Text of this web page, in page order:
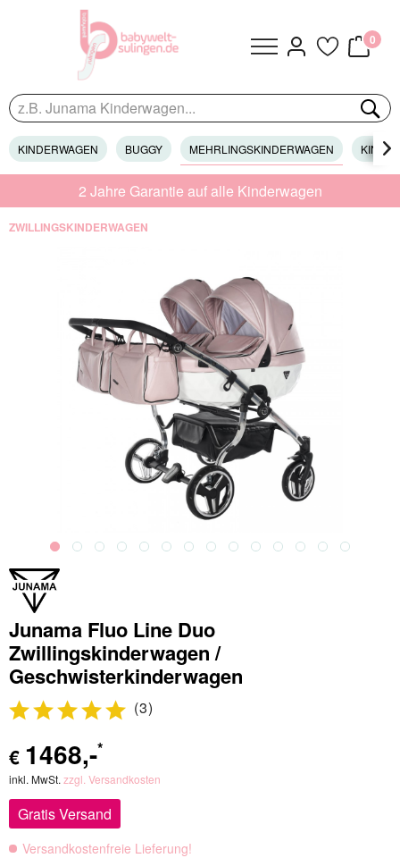
0
KINDERWAGEN BUGGY MEHRLINGSKINDERWAGEN 
2 Jahre Garantie auf alle Kinderwagen
ZWILLINGSKINDERWAGEN
Junama Fluo Line Duo
Zwillingskinderwagen /
Geschwisterkinderwagen
(3)
€ 1468,-*
inkl. MwSt. zzgl. Versandkosten
Gratis Versand
Versandkostenfreie Lieferung!